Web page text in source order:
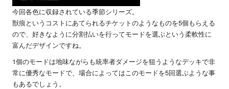
今回各色に収録されている季節シリーズ。
獣痕というコストにあてられるチケットのようなものを5個もらえる
ので、好きなように分割払いを行ってモードを選ぶという柔軟性に
富んだデザインですね。
1個のモードは地味ながらも統率者ダメージを狙うようなデッキで非
常に優秀なモードで、場合によってはこのモードを5回選ぶような事
もあるでしょう。